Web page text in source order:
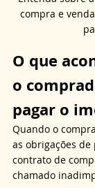
compra e
O que
o
pagar o
Quando o
as obrigações
contrato de
chamado